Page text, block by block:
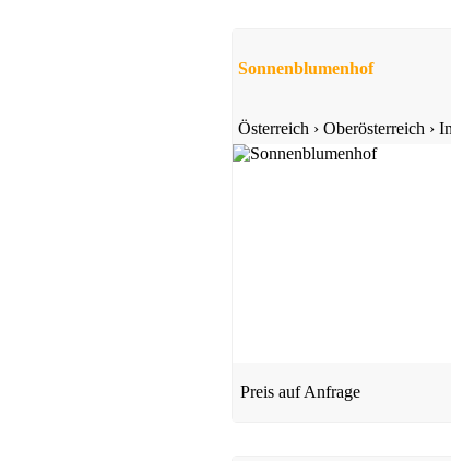
Sonnenblumenhof
Österreich › Oberösterreich ›
Preis auf Anfrage